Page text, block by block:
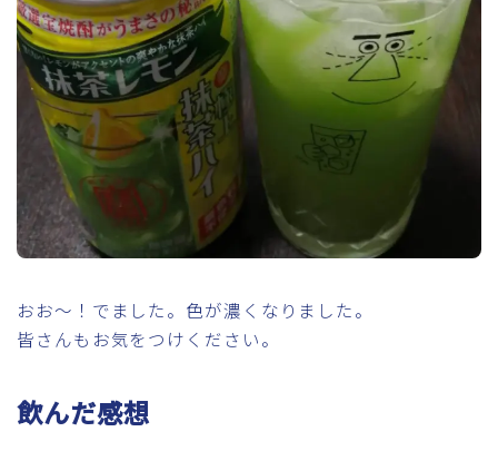
おお～！でました。色が濃くなりました。
皆さんもお気をつけください。
飲んだ感想